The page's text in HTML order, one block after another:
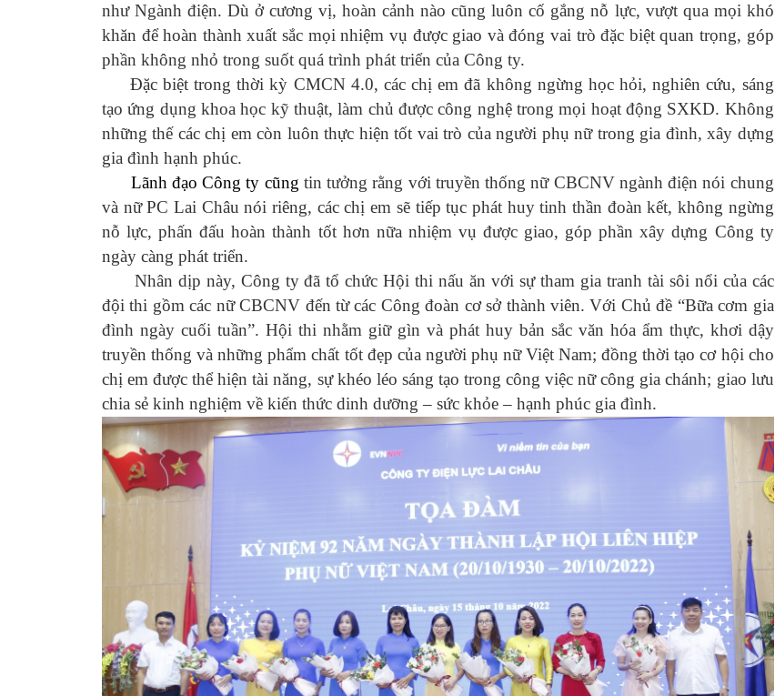
như Ngành điện. Dù ở cương vị, hoàn cảnh nào cũng luôn cố gắng nỗ lực, vượt qua mọi khó
khăn để hoàn thành xuất sắc mọi nhiệm vụ được giao và đóng vai trò đặc biệt quan trọng, góp
phần không nhỏ trong suốt quá trình phát triển của Công ty.
Đặc biệt trong thời kỳ CMCN 4.0, các chị em đã không ngừng học hỏi, nghiên cứu, sáng
tạo ứng dụng khoa học kỹ thuật, làm chủ được công nghệ trong mọi hoạt động SXKD. Không
những thế các chị em còn luôn thực hiện tốt vai trò của người phụ nữ trong gia đình, xây dựng
gia đình hạnh phúc.
Lãnh đạo Công ty cũng tin tưởng rằng với truyền thống nữ CBCNV ngành điện nói chung
và nữ PC Lai Châu nói riêng, các chị em sẽ tiếp tục phát huy tinh thần đoàn kết, không ngừng
nỗ lực, phấn đấu hoàn thành tốt hơn nữa nhiệm vụ được giao, góp phần xây dựng Công ty
ngày càng phát triển.
Nhân dịp này, Công ty đã tổ chức Hội thi nấu ăn với sự tham gia tranh tài sôi nổi của các
đội thi gồm các nữ CBCNV đến từ các Công đoàn cơ sở thành viên. Với Chủ đề “Bữa cơm gia
đình ngày cuối tuần”. Hội thi nhằm giữ gìn và phát huy bản sắc văn hóa ẩm thực, khơi dậy
truyền thống và những phẩm chất tốt đẹp của người phụ nữ Việt Nam; đồng thời tạo cơ hội cho
chị em được thể hiện tài năng, sự khéo léo sáng tạo trong công việc nữ công gia chánh; giao lưu
chia sẻ kinh nghiệm về kiến thức dinh dưỡng – sức khỏe – hạnh phúc gia đình.